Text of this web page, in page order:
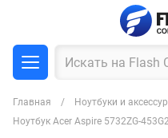
Главная Ноутбуки и